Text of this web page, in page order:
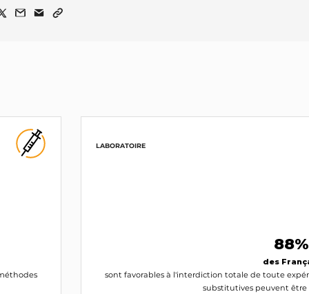
LABORATOIRE
88%
des
sont favorables à l'interdiction totale de toute
substitutives peuvent être